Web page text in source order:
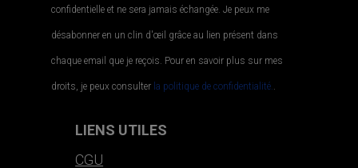
confidentielle et ne sera jamais échangée. Je peux me
désabonner en un clin d'œil grâce au lien présent dans
chaque email que je reçois. Pour en savoir plus sur mes
droits, je peux consulter la politique de confidentialité..
LIENS UTILES
CGU